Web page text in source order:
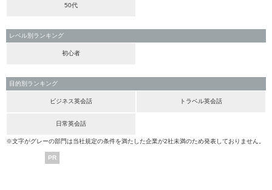
50代
レベル別ランキング
初心者
目的別ランキング
ビジネス英会話 トラベル英会話
日常英会話
※文字がグレーの部門は当社規定の条件を満たした企業が2社未満のため発表しておりません。
PR